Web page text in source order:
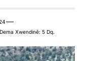
Dema Xwendinê: 5 Dq.